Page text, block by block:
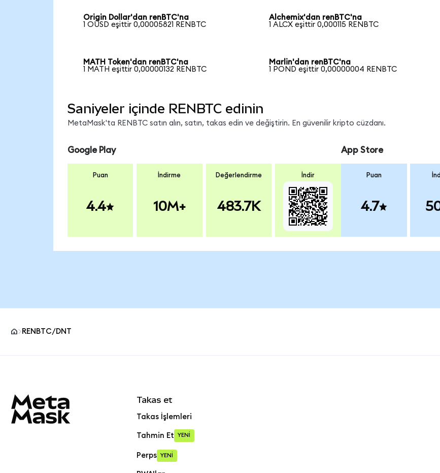
Origin Dollar'dan renBTC'na
1 OUSD eşittir 0,00005821 RENBTC
Alchemix'dan renBTC'na
1 ALCX eşittir 0,000115 RENBTC
MATH Token'dan renBTC'na
1 MATH eşittir 0,00000132 RENBTC
Marlin'dan renBTC'na
1 POND eşittir 0,00000004 RENBTC
Saniyeler içinde RENBTC edinin
MetaMask'ta RENBTC satın alın, satın, takas edin ve değiştirin. En güvenilir kripto cüzdanı.
Google Play
Puan
4.4
İndirme
10M+
Değerlendirme
483.7K
İndir
App Store
Puan
4.7
RENBTC/DNT
Takas et
Takas İşlemleri
Tahmin Et YENİ
Perps YENİ